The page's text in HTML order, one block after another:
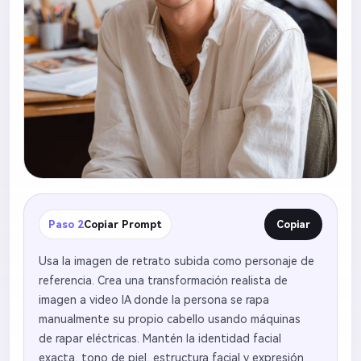
Paso 2Copiar Prompt Copiar
Usa la imagen de retrato subida como personaje de
referencia. Crea una transformación realista de
imagen a video IA donde la persona se rapa
manualmente su propio cabello usando máquinas
de rapar eléctricas. Mantén la identidad facial
exacta, tono de piel, estructura facial y expresión